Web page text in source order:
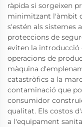
ràpida si sorgeixen
minimitzant l'àmbit
s'estén als sistemes
proteccions de
eviten la introducció
operacions de
màquina
catastròfics a la
contaminació que
consumidor
qualitat. Els costos
a l'equipament